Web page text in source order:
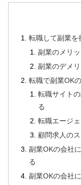
転職して副業を
副業のメリッ
副業のデメリ
転職で副業OK
転職サイト
る
転職エージ
顧問求人の
副業OKの会社
る
副業OKの会社